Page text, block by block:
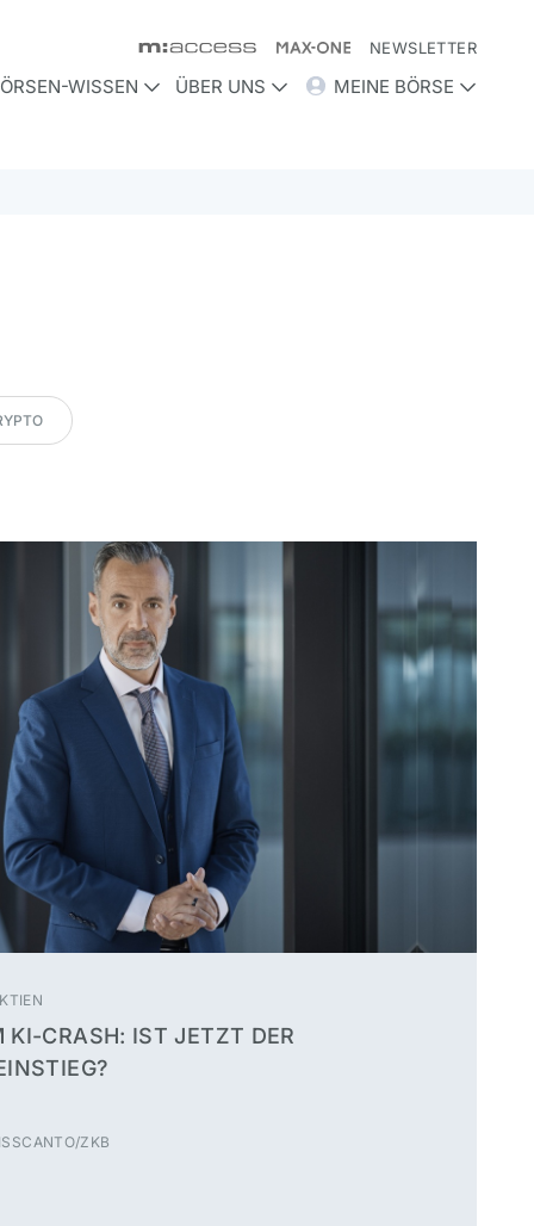
NEWSLETTER
WISSEN ÜBER UNS MEINE BÖRSE
KI-CRASH: IST JETZT DER
ZKB